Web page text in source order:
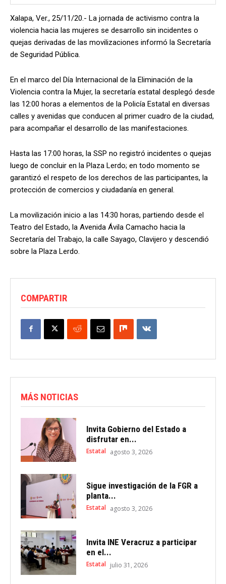
Xalapa, Ver., 25/11/20.- La jornada de activismo contra la
violencia hacia las mujeres se desarrollo sin incidentes o
quejas derivadas de las movilizaciones informó la Secretaría
de Seguridad Pública.
En el marco del Día Internacional de la Eliminación de la
Violencia contra la Mujer, la secretaría estatal desplegó desde
las 12:00 horas a elementos de la Policía Estatal en diversas
calles y avenidas que conducen al primer cuadro de la ciudad,
para acompañar el desarrollo de las manifestaciones.
Hasta las 17:00 horas, la SSP no registró incidentes o quejas
luego de concluir en la Plaza Lerdo; en todo momento se
garantizó el respeto de los derechos de las participantes, la
protección de comercios y ciudadanía en general.
La movilización inicio a las 14:30 horas, partiendo desde el
Teatro del Estado, la Avenida Ávila Camacho hacia la
Secretaría del Trabajo, la calle Sayago, Clavijero y descendió
sobre la Plaza Lerdo.
COMPARTIR
MÁS NOTICIAS
Invita Gobierno del Estado a
disfrutar en...
Estatal agosto 3, 2026
Sigue investigación de la FGR a
planta...
Estatal agosto 3, 2026
Invita INE Veracruz a participar
en el...
Estatal julio 31, 2026